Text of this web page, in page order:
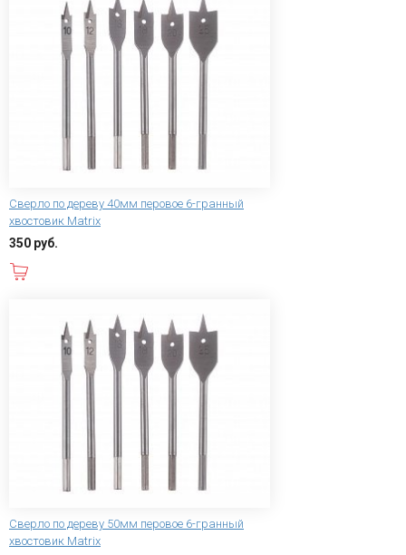
Сверло по дереву 40мм перовое 6-гранный
хвостовик Matrix
350 руб.
Сверло по дереву 50мм перовое 6-гранный
хвостовик Matrix